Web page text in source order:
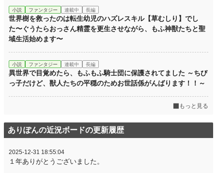
小説 ファンタジー 連載中 長編
世界樹を救ったのは転生幼児のハズレスキル【草むしり】でし
た〜ぐうたらおっさん精霊を更生させながら、もふ神獣たちと聖
域生活始めます〜
小説 ファンタジー 連載中 長編
異世界で目覚めたら、もふもふ騎士団に保護されてました ～ちび
っ子だけど、獣人たちの平穏のためお世話係がんばります！！～
もっと見る
ありぽんの近況ボードの更新履歴
2025-12-31 18:55:04
１年ありがとうございました。